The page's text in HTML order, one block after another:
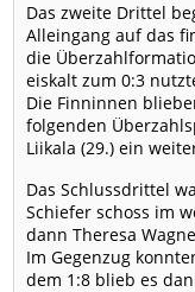
Das zweite Drittel
Alleingang auf das
die
eiskalt zum 0:3
Die Finninnen
folgenden
Liikala (29.) ein
Das Schlussdrittel
Schiefer schoss im
dann Theresa
Im Gegenzug
dem 1:8 blieb es